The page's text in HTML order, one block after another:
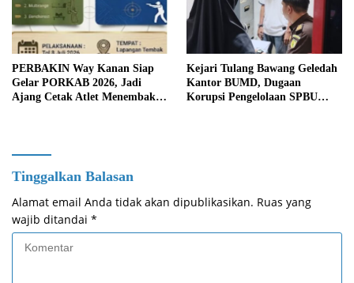
PERBAKIN Way Kanan Siap
Gelar PORKAB 2026, Jadi
Ajang Cetak Atlet Menembak
Kejari Tulang Bawang Geledah
Kantor BUMD, Dugaan
Korupsi Pengelolaan SPBU
Tinggalkan Balasan
Alamat email Anda tidak akan dipublikasikan. Ruas yang
wajib ditandai *